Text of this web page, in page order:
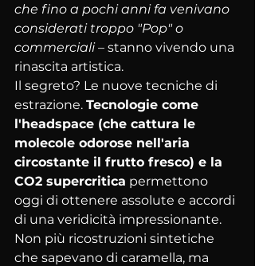
che fino a pochi anni fa venivano
considerati troppo "Pop" o
commerciali – stanno vivendo una
rinascita artistica.
Il segreto? Le nuove tecniche di
estrazione. Tecnologie come
l'headspace (che cattura le
molecole odorose nell'aria
circostante il frutto fresco) e la
CO2 supercritica permettono
oggi di ottenere assolute e accordi
di una veridicità impressionante.
Non più ricostruzioni sintetiche
che sapevano di caramella, ma